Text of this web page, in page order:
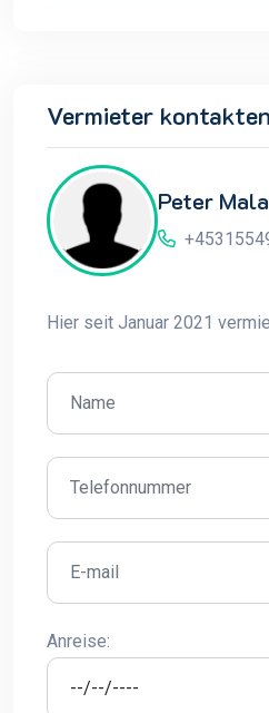
Vermieter kontakten
Peter
Hier seit Januar 2021
Anreise: